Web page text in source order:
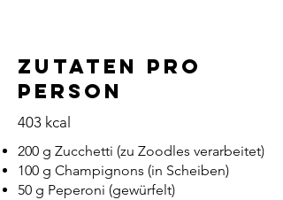
ZUtaten pro
PersoN
403 kcal
200 g Zucchetti (zu Zoodles verarbeitet)
100 g Champignons (in Scheiben)
50 g Peperoni (gewürfelt)